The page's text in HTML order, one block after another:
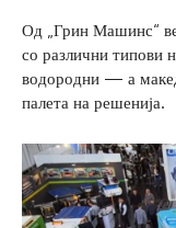
Од „Грин Машинс“
со различни типови
водородни — а
палета на решенија.